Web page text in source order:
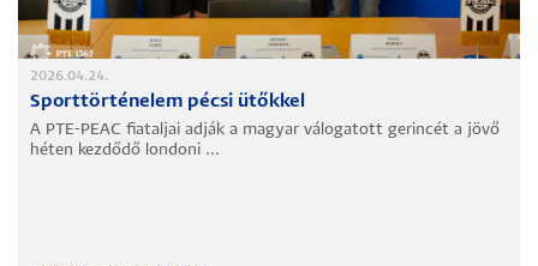
2026.04.24.
Sporttörténelem pécsi ütőkkel
A PTE-PEAC fiataljai adják a magyar válogatott gerincét a jövő
héten kezdődő londoni ...